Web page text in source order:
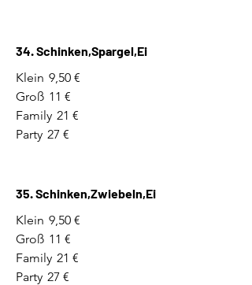
34. Schinken,Spargel,Ei
Klein 9,50 €
Groß 11 €
Family 21 €
Party 27 €
35. Schinken,Zwiebeln,Ei
Klein 9,50 €
Groß 11 €
Family 21 €
Party 27 €